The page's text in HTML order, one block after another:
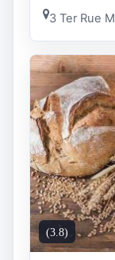
3 Ter Rue
(3.8)